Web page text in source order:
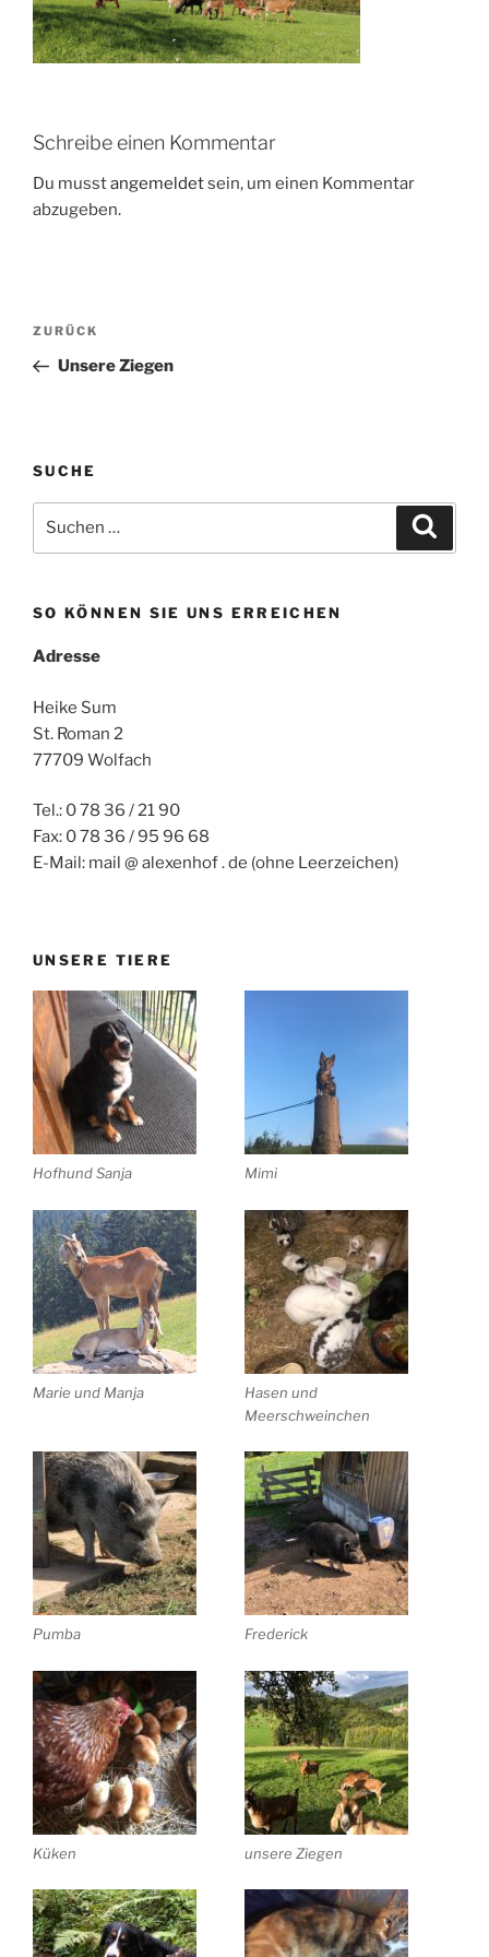
Schreibe einen Kommentar
Du musstangemeldetsein, um einen Kommentar
abzugeben.
Beitragsnavigation
Vorheriger
Beitrag
ZURÜCK
Unsere Ziegen
SUCHE
nach:
SO KÖNNEN SIE UNS ERREICHEN
Adresse
Heike Sum
St. Roman 2
77709 Wolfach
Tel.: 0 78 36 / 21 90
Fax: 0 78 36 / 95 96 68
E-Mail: mail @ alexenhof . de (ohne Leerzeichen)
UNSERE TIERE
Hofhund Sanja Mimi
Marie und Manja
Hasen und
Meerschweinchen
Pumba Frederick
Küken unsere Ziegen